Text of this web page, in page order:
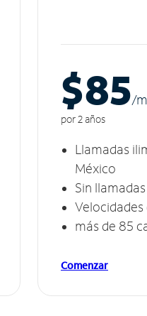
$85/m
por 2 años
Llamadas
México
Sin
más de 85
Comenzar